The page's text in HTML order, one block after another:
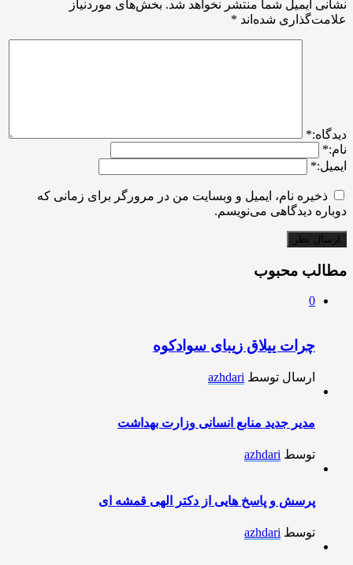
نشانی ایمیل شما منتشر نخواهد شد. بخش‌های موردنیاز
علامت‌گذاری شده‌اند *
ديدگاه:*
نام:*
ایمیل:*
ذخیره نام، ایمیل و وبسایت من در مرورگر برای زمانی که
دوباره دیدگاهی می‌نویسم.
مطالب محبوب
0
چرات ییلاق زیبای سوادکوه
ارسال توسط azhdari
مدیر جدید منابع انسانی وزارت بهداشت
توسط azhdari
پرسش و پاسخ هایی از دکتر الهی قمشه ای
توسط azhdari